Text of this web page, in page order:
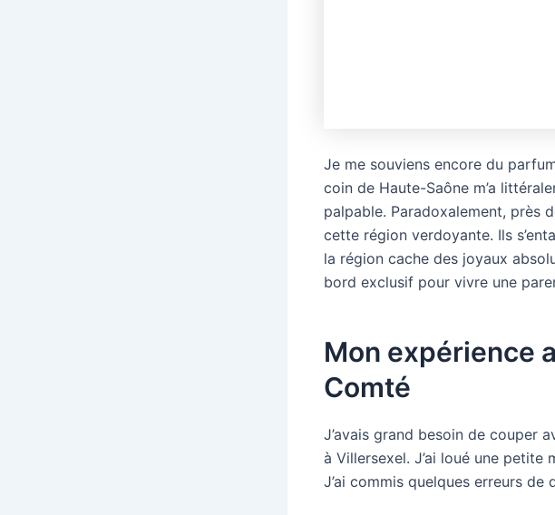
Je me souviens encore du
coin de Haute-Saône m’a
palpable. Paradoxalement, près
cette région verdoyante. Ils
la région cache des joyaux
bord exclusif pour vivre une
Mon expérience
Comté
J’avais grand besoin de couper
à Villersexel. J’ai loué une petite
J’ai commis quelques erreurs de